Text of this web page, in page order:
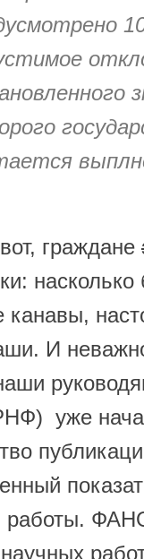
граждане
канавы,
И
уже
работы.